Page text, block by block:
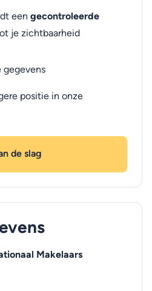
een gecontroleerde
je zichtbaarheid
gegevens
positie in onze
de slag
Makelaars